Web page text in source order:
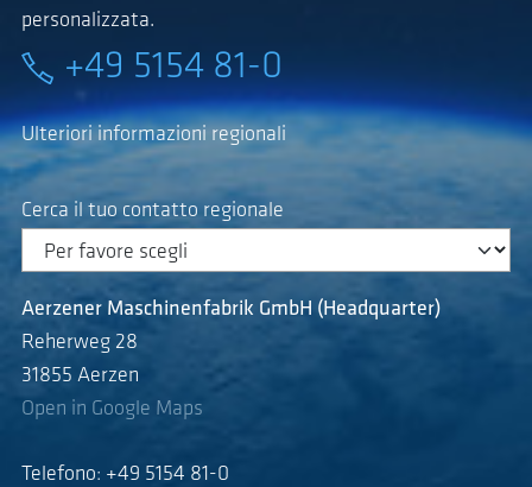
personalizzata.
+49 5154 81-0
Ulteriori informazioni regionali
Cerca il tuo contatto regionale
Aerzener Maschinenfabrik GmbH (Headquarter)
Reherweg 28
31855 Aerzen
Open in Google Maps
Telefono: +49 5154 81-0